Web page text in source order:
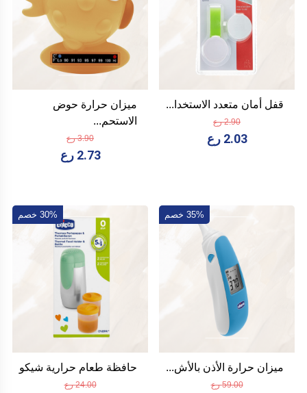
قفل أمان متعدد الاستخدا...
2.90 رع
2.03 رع
ميزان حرارة حوض
الاستحم...
3.90 رع
2.73 رع
35% خصم
ميزان حرارة الأذن بالأش...
59.00 رع
30% خصم
حافظة طعام حرارية شيكو
24.00 رع